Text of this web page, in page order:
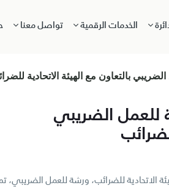
الخدمات الرقمية تواصل معنا
بالتعاون مع الهيئة الاتحادية
للعمل الضريبي
الاتحادية للضرائب، ورشة للعمل الضريبي،